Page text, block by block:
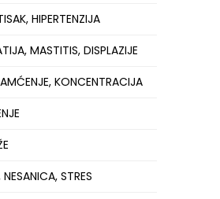
HIPERTENZIJA
MASTITIS, DISPLAZIJE
KONCENTRACIJA
STRES